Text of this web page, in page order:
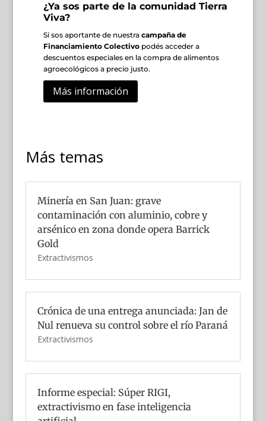
¿Ya sos parte de la comunidad Tierra
Viva?
Si sos aportante de nuestra campaña de
Financiamiento Colectivopodés acceder a
descuentos especiales en la compra de alimentos
agroecológicos a precio justo.
Más información
Más temas
Minería en San Juan: grave
contaminación con aluminio, cobre y
arsénico en zona donde opera Barrick
Gold
Extractivismos
Crónica de una entrega anunciada: Jan de
Nul renueva su control sobre el río Paraná
Extractivismos
Informe especial: Súper RIGI,
extractivismo en fase inteligencia